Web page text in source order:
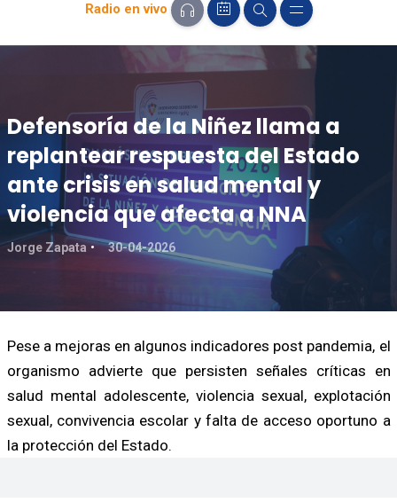
Radio en vivo
Defensoría de la Niñez llama a
replantear respuesta del Estado
ante crisis en salud mental y
violencia que afecta a NNA
Jorge Zapata 30-04-2026
Pese a mejoras en algunos indicadores post pandemia, el
organismo advierte que persisten señales críticas en
salud mental adolescente, violencia sexual, explotación
sexual, convivencia escolar y falta de acceso oportuno a
la protección del Estado.